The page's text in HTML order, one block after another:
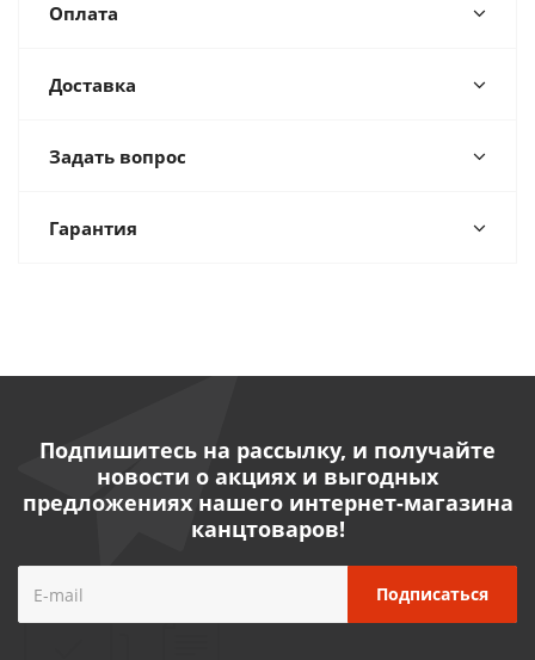
Оплата
Доставка
Задать вопрос
Гарантия
Подпишитесь на рассылку, и получайте
новости о акциях и выгодных
предложениях нашего интернет-магазина
канцтоваров!